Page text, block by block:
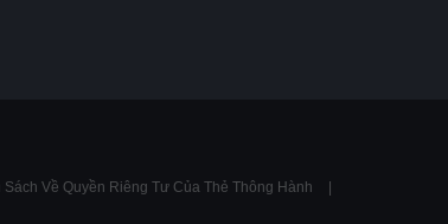
Sách Về Quyền Riêng Tư Của Thẻ Thông Hành